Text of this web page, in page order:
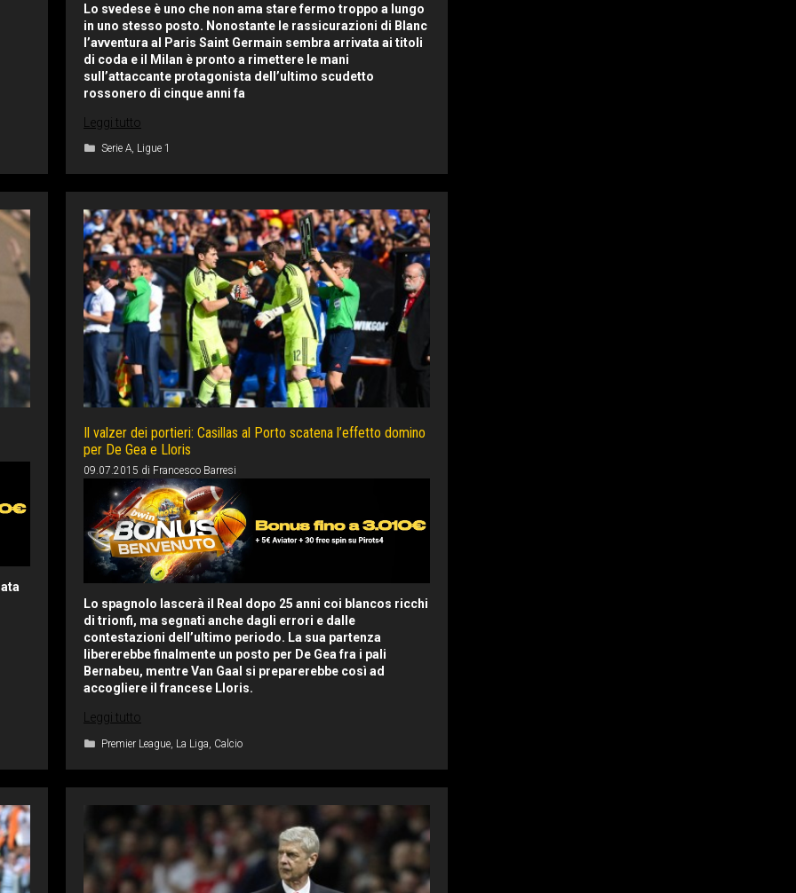
Lo svedese è uno che non ama stare fermo troppo a lungo
in uno stesso posto. Nonostante le rassicurazioni di Blanc
l’avventura al Paris Saint Germain sembra arrivata ai titoli
di coda e il Milan è pronto a rimettere le mani
sull’attaccante protagonista dell’ultimo scudetto
rossonero di cinque anni fa
Leggi tutto
Categorie
Serie A, Ligue 1
Il valzer dei portieri: Casillas al Porto scatena l’effetto domino
per De Gea e Lloris
09.07.2015 di Francesco Barresi
Lo spagnolo lascerà il Real dopo 25 anni coi blancos ricchi
di trionfi, ma segnati anche dagli errori e dalle
contestazioni dell’ultimo periodo. La sua partenza
libererebbe finalmente un posto per De Gea fra i pali
Bernabeu, mentre Van Gaal si preparerebbe così ad
accogliere il francese Lloris.
Leggi tutto
Categorie
Premier League, La Liga, Calcio